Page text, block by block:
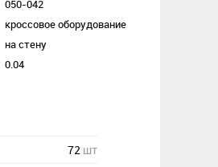
050-042
кроссовое оборудование
на стену
0.04
72 шт